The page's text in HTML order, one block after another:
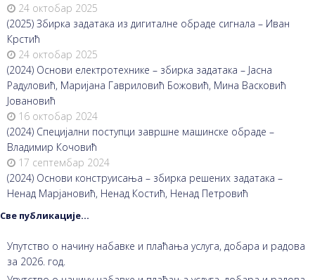
24 октобар 2025
(2025) Збирка задатака из дигиталне обраде сигнала – Иван
Крстић
24 октобар 2025
(2024) Основи електротехнике – збирка задатака – Јасна
Радуловић, Маријана Гавриловић Божовић, Мина Васковић
Јовановић
16 октобар 2024
(2024) Специјални поступци завршне машинске обраде –
Владимир Кочовић
17 септембар 2024
(2024) Основи конструисања – збирка решених задатака –
Ненад Марјановић, Ненад Костић, Ненад Петровић
Све публикације...
Упутство о начину набавке и плаћања услуга, добара и радова
за 2026. год.